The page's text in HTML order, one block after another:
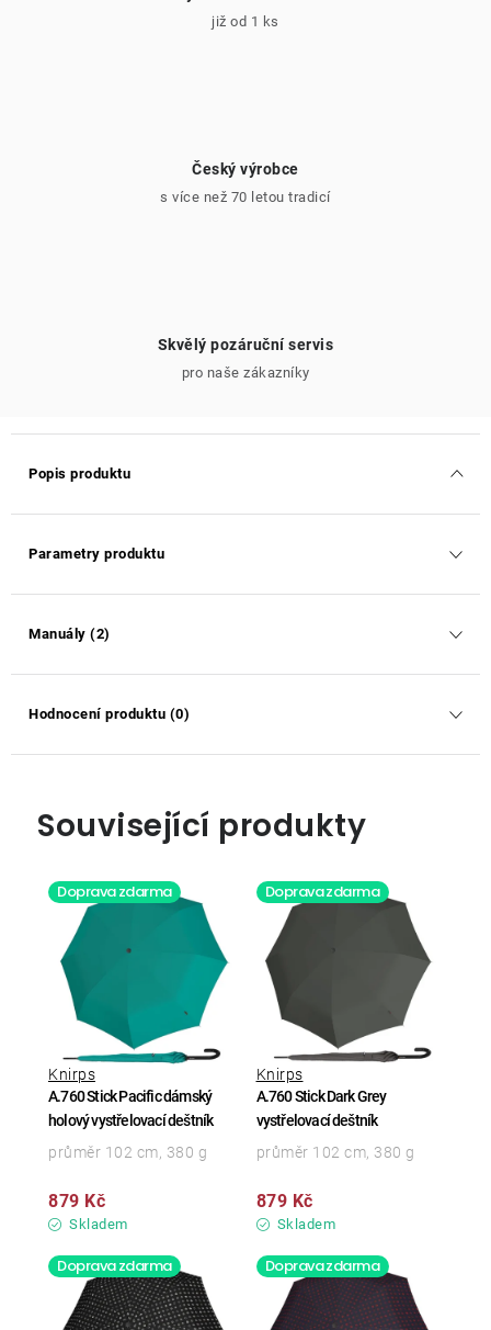
již od 1 ks
Český výrobce
s více než 70 letou tradicí
Skvělý pozáruční servis
pro naše zákazníky
Popis produktu
Parametry produktu
Manuály (2)
Hodnocení produktu (0)
Související produkty
Doprava zdarma
A.760 Stick Pacific dámský
holový vystřelovací deštník
Knirps
Skladem
879 Kč
průměr 102 cm, 380 g
Doprava zdarma
A.760 Stick Dark Grey
vystřelovací deštník
Knirps
Skladem
879 Kč
průměr 102 cm, 380 g
Doprava zdarma Doprava zdarma